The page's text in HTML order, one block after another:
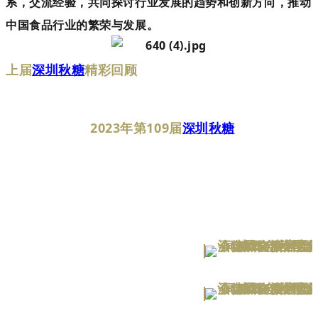
中国食品行业的繁荣与发展。
上届深圳秋糖精彩回顾
2023年第109届深圳秋糖